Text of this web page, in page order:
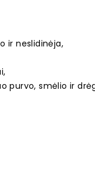
ir neslidinėja,
purvo, smėlio ir